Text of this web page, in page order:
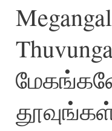
–
Thooya
Mainthan